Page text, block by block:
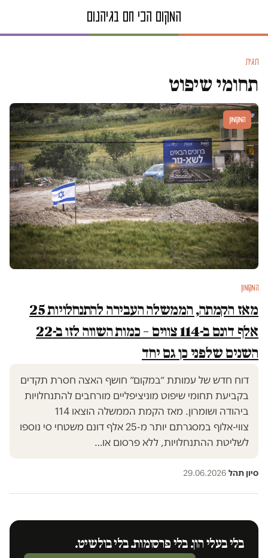
תגית
תחומי שיפוט
המקומון
המקומון
מאז הקמתה, הממשלה העבירה להתנחלויות 25
אלף דונם ב-114 צווים – כמות השווה לזו ב-22
השנים שלפני כן גם יחד
דוח חדש של עמותת ״במקום״ חושף האצה חסרת תקדים
בקביעת תחומי שיפוט מוניציפליים מורחבים להתנחלויות
ביהודה ושומרון. מאז הקמת הממשלה הוצאו 114
צווי-אלוף במסגרתם יותר מ-25 אלף דונם משטחי סי נוספו
לשליטת ההתנחלויות, ללא פרסום או…
סיון תהל·
29.06.2026
בלי בעלי הון. בלי פרסומות. בלי בולשיט.